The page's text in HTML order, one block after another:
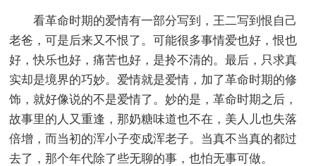
看革命时期的爱情有一部分写到，王二写到恨自己
老爸，可是后来又不恨了。可能很多事情爱也好，恨也
好，快乐也好，痛苦也好，是拎不清的。最后，只求真
实却是境界的巧妙。爱情就是爱情，加了革命时期的修
饰，就好像说的不是爱情了。妙的是，革命时期之后，
故事里的人又重逢，那奶糖味道也不在，美人儿也失落
倍增，而当初的浑小子变成浑老子。当真不当真的都过
去了，那个年代除了些无聊的事，也怕无事可做。